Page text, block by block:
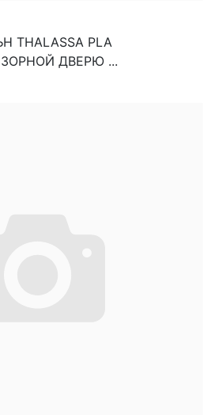
THALASSA PLA
ДВЕРЮ ...